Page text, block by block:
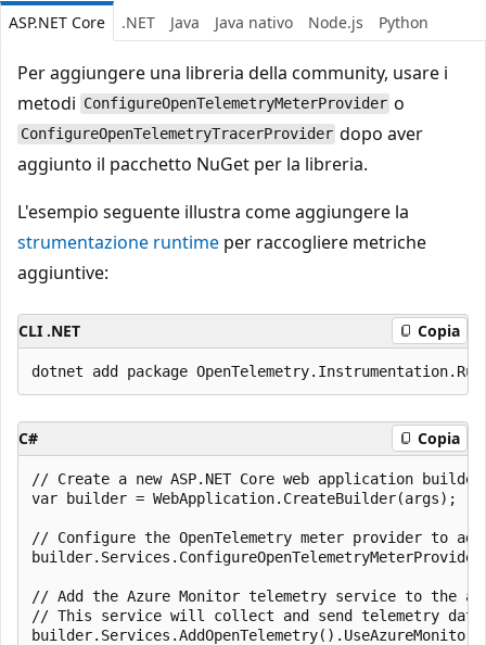
ASP.NET Core .NET Java Java nativo Node.js Python
Per aggiungere una libreria della community, usare i
metodi ConfigureOpenTelemetryMeterProvider o
ConfigureOpenTelemetryTracerProvider dopo aver
aggiunto il pacchetto NuGet per la libreria.
L'esempio seguente illustra come aggiungere la
strumentazione runtime per raccogliere metriche
aggiuntive:
CLI .NET Copia
C# Copia
// Create a new ASP.NET Core web application
var builder = WebApplication.CreateBuilder(args);
// Configure the OpenTelemetry meter provider to
// Add the Azure Monitor telemetry service to the
// This service will collect and send telemetry data